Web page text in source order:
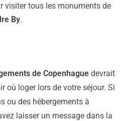
visiter tous les monuments de
By.
de Copenhague devrait
où loger lors de votre séjour. Si
ou des hébergements à
laisser un message dans la